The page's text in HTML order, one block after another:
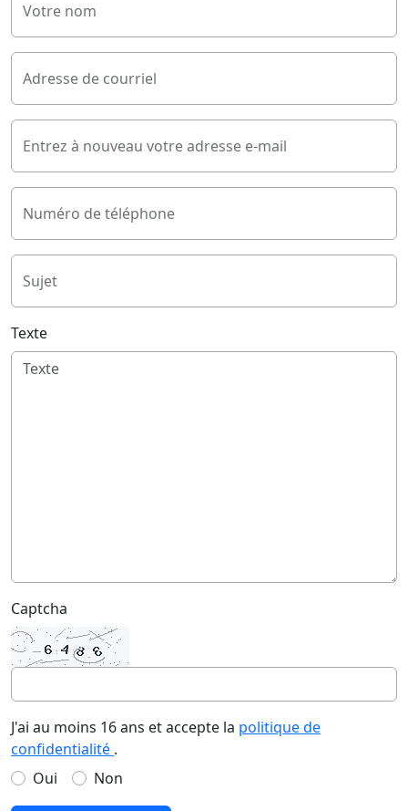
Votre nom
Adresse de courriel
Entrez à nouveau votre adresse e-mail
Numéro de téléphone
Sujet
Texte
Captcha
J'ai au moins 16 ans et accepte la politique de
confidentialité .
Oui
Non